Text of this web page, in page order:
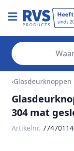
Ga naar de inhoud
‹Glasdeurknoppen
304 mat
Artikelnr.